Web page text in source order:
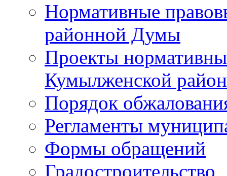
Нормативные
районной Думы
Проекты
Кумылженской
Порядок
Регламенты
Формы обращений
Градостроительство